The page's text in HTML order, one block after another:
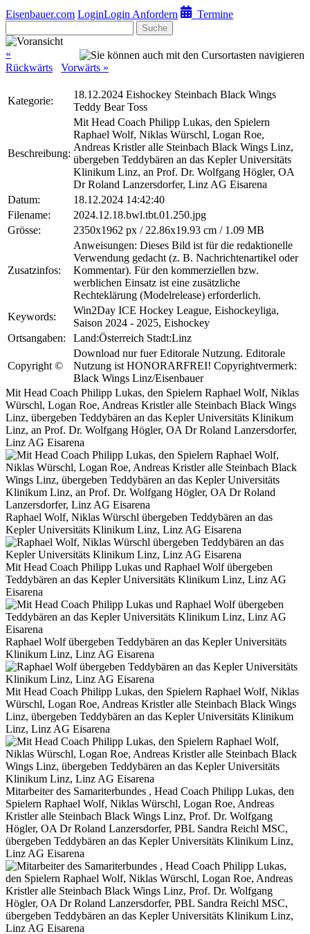
Eisenbauer.com LoginLogin Anfordern Termine
Suche
«
Rückwärts
Vorwärts »
Kategorie:
18.12.2024 Eishockey Steinbach Black Wings
Teddy Bear Toss
Beschreibung:
Mit Head Coach Philipp Lukas, den Spielern
Raphael Wolf, Niklas Würschl, Logan Roe,
Andreas Kristler alle Steinbach Black Wings Linz,
übergeben Teddybären an das Kepler Universitäts
Klinikum Linz, an Prof. Dr. Wolfgang Högler, OA
Dr Roland Lanzersdorfer, Linz AG Eisarena
Datum:
18.12.2024 14:42:40
Filename:
2024.12.18.bwl.tbt.01.250.jpg
Grösse:
2350x1962 px / 22.86x19.93 cm / 1.09 MB
Zusatzinfos:
Anweisungen: Dieses Bild ist für die redaktionelle
Verwendung gedacht (z. B. Nachrichtenartikel oder
Kommentar). Für den kommerziellen bzw.
werblichen Einsatz ist eine zusätzliche
Rechteklärung (Modelrelease) erforderlich.
Keywords:
Win2Day ICE Hockey League, Eishockeyliga,
Saison 2024 - 2025, Eishockey
Ortsangaben:
Land:Österreich Stadt:Linz
Copyright ©
Download nur fuer Editorale Nutzung. Editorale
Nutzung ist HONORARFREI! Copyrightvermerk:
Black Wings Linz/Eisenbauer
Mit Head Coach Philipp Lukas, den Spielern Raphael Wolf, Niklas
Würschl, Logan Roe, Andreas Kristler alle Steinbach Black Wings
Linz, übergeben Teddybären an das Kepler Universitäts Klinikum
Linz, an Prof. Dr. Wolfgang Högler, OA Dr Roland Lanzersdorfer,
Linz AG Eisarena
Raphael Wolf, Niklas Würschl übergeben Teddybären an das
Kepler Universitäts Klinikum Linz, Linz AG Eisarena
Mit Head Coach Philipp Lukas und Raphael Wolf übergeben
Teddybären an das Kepler Universitäts Klinikum Linz, Linz AG
Eisarena
Raphael Wolf übergeben Teddybären an das Kepler Universitäts
Klinikum Linz, Linz AG Eisarena
Mit Head Coach Philipp Lukas, den Spielern Raphael Wolf, Niklas
Würschl, Logan Roe, Andreas Kristler alle Steinbach Black Wings
Linz, übergeben Teddybären an das Kepler Universitäts Klinikum
Linz, Linz AG Eisarena
Mitarbeiter des Samariterbundes , Head Coach Philipp Lukas, den
Spielern Raphael Wolf, Niklas Würschl, Logan Roe, Andreas
Kristler alle Steinbach Black Wings Linz, Prof. Dr. Wolfgang
Högler, OA Dr Roland Lanzersdorfer, PBL Sandra Reichl MSC,
übergeben Teddybären an das Kepler Universitäts Klinikum Linz,
Linz AG Eisarena